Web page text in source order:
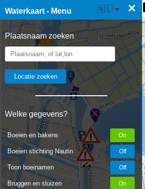
Waterkaart - Menu ×
Plaatsnaam zoeken
Welke gegevens?
Boeien en bakens
Boeien stichting Nautin
Toon boeinamen
Bruggen en sluizen
☰ Waterkaart Live 🇳🇱